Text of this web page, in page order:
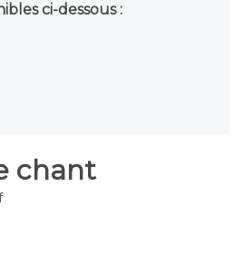
ci-dessous :
chant